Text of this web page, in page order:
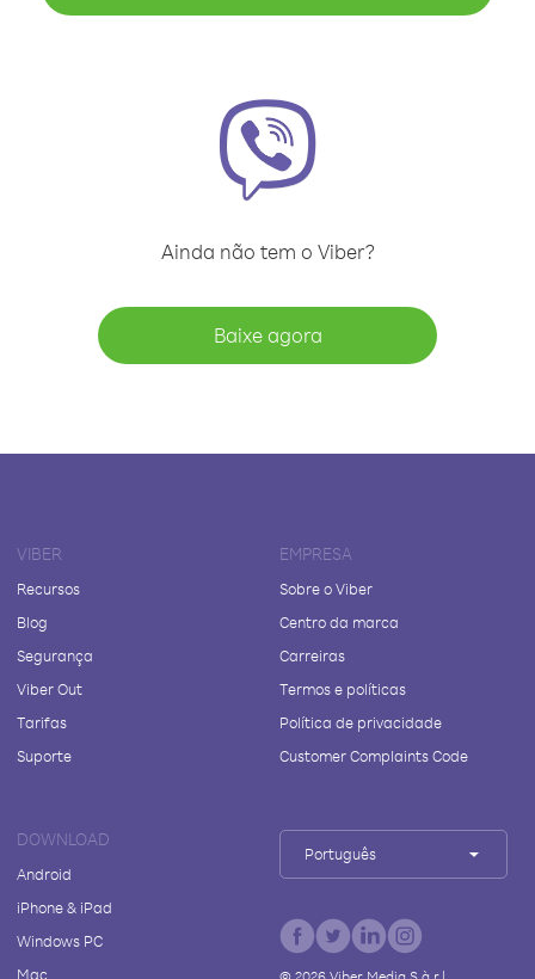
Ainda não tem o Viber?
Baixe agora
VIBER
Recursos
Blog
Segurança
Viber Out
Tarifas
Suporte
EMPRESA
Sobre o Viber
Centro da marca
Carreiras
Termos e políticas
Política de privacidade
Customer Complaints Code
DOWNLOAD
Android
iPhone & iPad
Windows PC
Mac
Português